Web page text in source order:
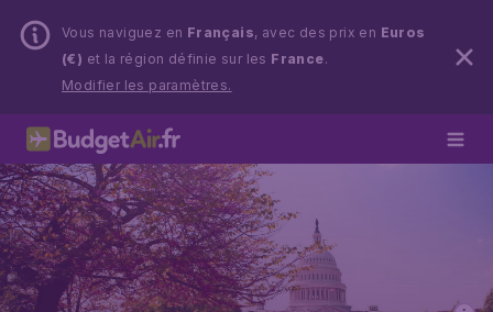
Vous naviguez en Français, avec des prix en Euros
(€) et la région définie sur les France.
Modifier les paramètres.